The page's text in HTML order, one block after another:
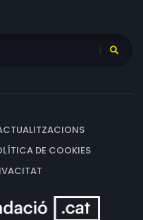
DE COOKIES